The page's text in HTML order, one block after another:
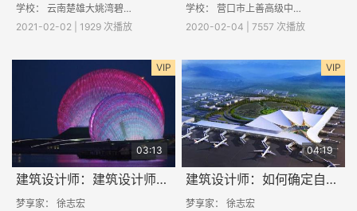
学校： 云南楚雄大姚湾碧中学
2021-02-02 | 1929 次播放
学校： 营口市上善高级中学
2020-02-04 | 7557 次播放
VIP
03:13
建筑设计师：建筑设计师的工作日常是什么样的？
梦享家： 徐志宏
VIP
04:19
建筑设计师：如何确定自己的目标专业和职业？
梦享家： 徐志宏